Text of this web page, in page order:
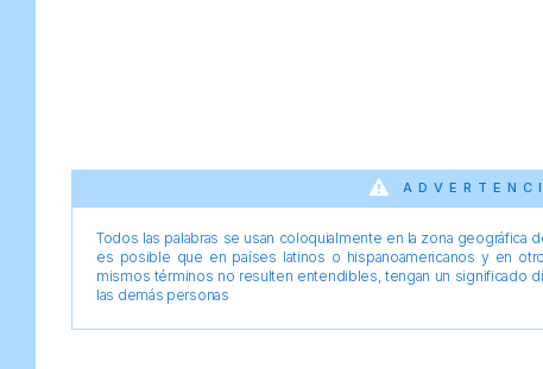
Todos las palabras se usan coloquialmente en la zona geográfica
es posible que en países latinos o hispanoamericanos y en
mismos términos no resulten entendibles, tengan un significado
las demás personas